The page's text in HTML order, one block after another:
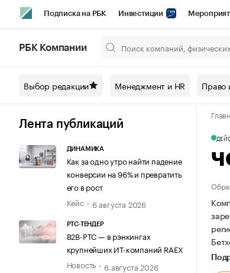
Подписка на РБК Инвестиции
Спецпроекты СПб Конференции СПб
Технологии и медиа Рынок
РБК Компании
Выбор редакции Менеджмент и HR Право
Лента публикаций
ДИНАМИКА
Как за одно утро найти падение
конверсии на 96% и превратить
его в рост
Кейс
6 августа 2026
РТС-ТЕНДЕР
В2В-РТС — в рэнкингах
крупнейших ИТ-компаний RAEX
Новость
6 августа 2026